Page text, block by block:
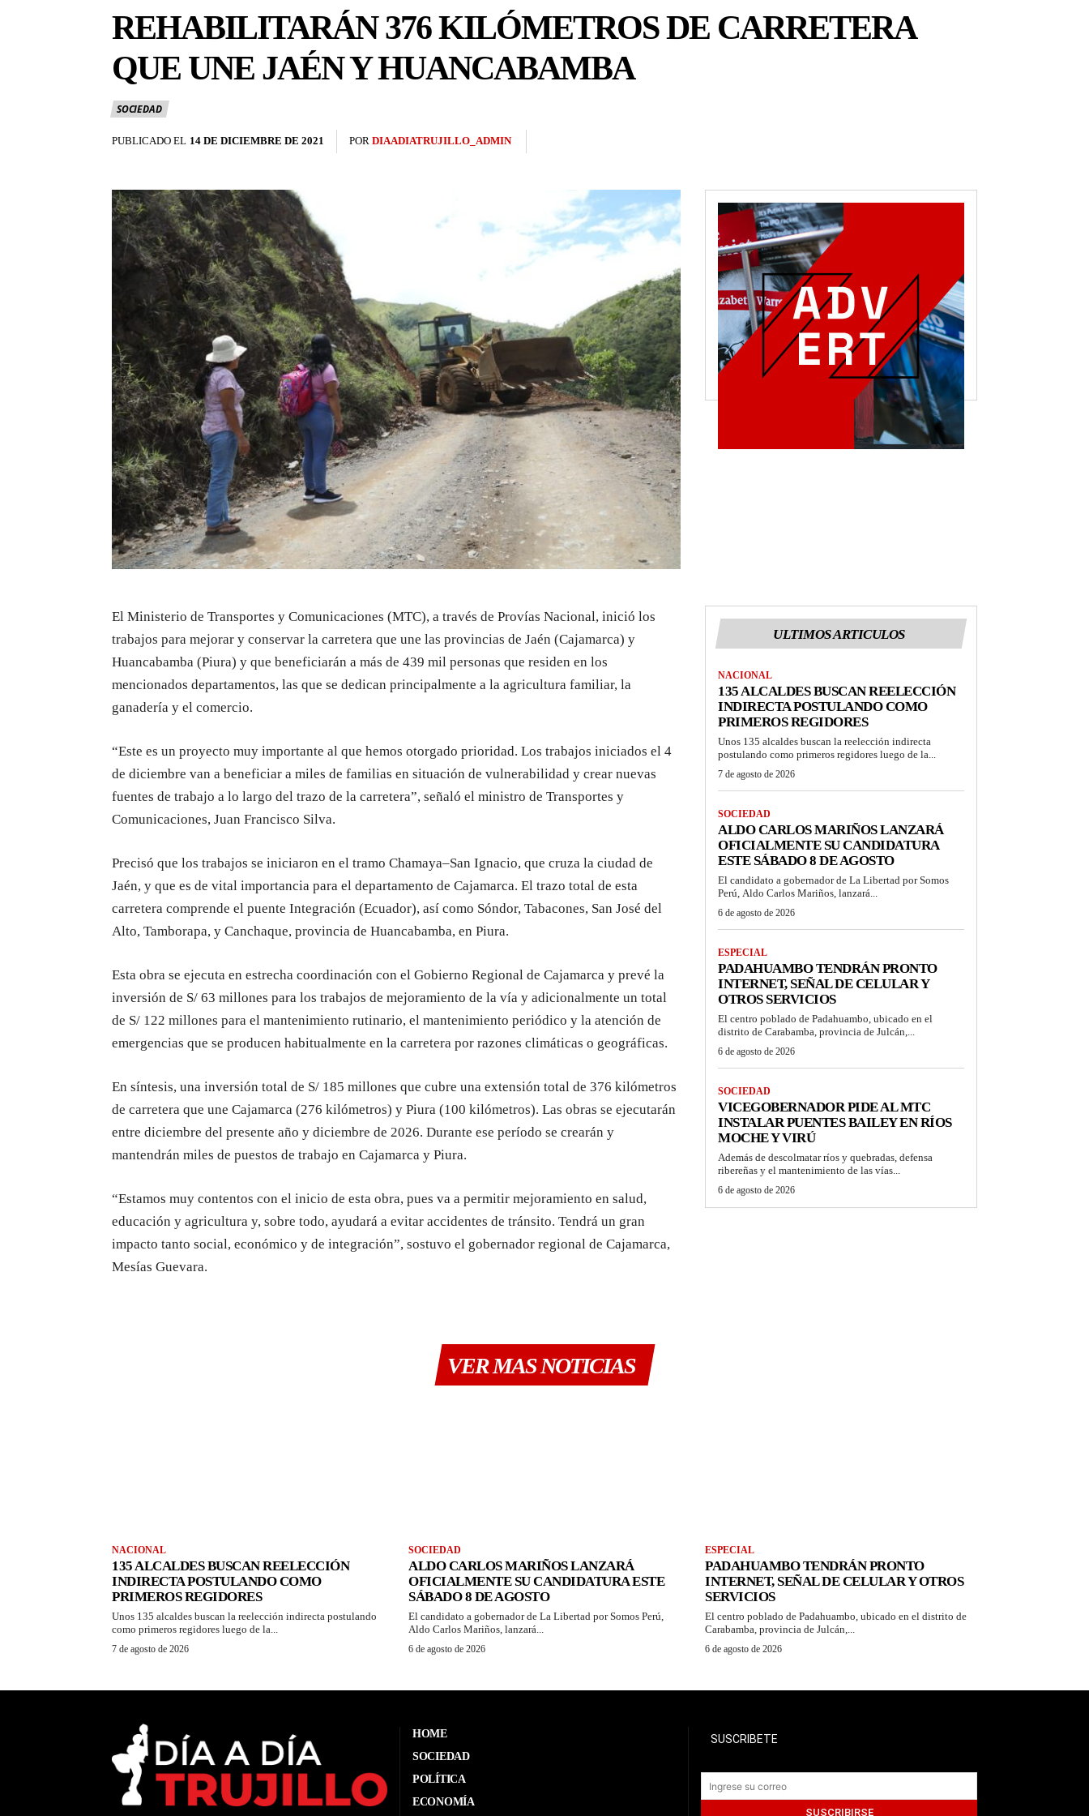
REHABILITARÁN 376 KILÓMETROS DE CARRETERA
QUE UNE JAÉN Y HUANCABAMBA
SOCIEDAD
PUBLICADO EL 14 DE DICIEMBRE DE 2021 POR DIAADIATRUJILLO_ADMIN
El Ministerio de Transportes y Comunicaciones (MTC), a través de Provías Nacional, inició los
trabajos para mejorar y conservar la carretera que une las provincias de Jaén (Cajamarca) y
Huancabamba (Piura) y que beneficiarán a más de 439 mil personas que residen en los
mencionados departamentos, las que se dedican principalmente a la agricultura familiar, la
ganadería y el comercio.
“Este es un proyecto muy importante al que hemos otorgado prioridad. Los trabajos iniciados el 4
de diciembre van a beneficiar a miles de familias en situación de vulnerabilidad y crear nuevas
fuentes de trabajo a lo largo del trazo de la carretera”, señaló el ministro de Transportes y
Comunicaciones, Juan Francisco Silva.
Precisó que los trabajos se iniciaron en el tramo Chamaya–San Ignacio, que cruza la ciudad de
Jaén, y que es de vital importancia para el departamento de Cajamarca. El trazo total de esta
carretera comprende el puente Integración (Ecuador), así como Sóndor, Tabacones, San José del
Alto, Tamborapa, y Canchaque, provincia de Huancabamba, en Piura.
Esta obra se ejecuta en estrecha coordinación con el Gobierno Regional de Cajamarca y prevé la
inversión de S/ 63 millones para los trabajos de mejoramiento de la vía y adicionalmente un total
de S/ 122 millones para el mantenimiento rutinario, el mantenimiento periódico y la atención de
emergencias que se producen habitualmente en la carretera por razones climáticas o geográficas.
En síntesis, una inversión total de S/ 185 millones que cubre una extensión total de 376 kilómetros
de carretera que une Cajamarca (276 kilómetros) y Piura (100 kilómetros). Las obras se ejecutarán
entre diciembre del presente año y diciembre de 2026. Durante ese período se crearán y
mantendrán miles de puestos de trabajo en Cajamarca y Piura.
“Estamos muy contentos con el inicio de esta obra, pues va a permitir mejoramiento en salud,
educación y agricultura y, sobre todo, ayudará a evitar accidentes de tránsito. Tendrá un gran
impacto tanto social, económico y de integración”, sostuvo el gobernador regional de Cajamarca,
Mesías Guevara.
ULTIMOS ARTICULOS
NACIONAL
135 ALCALDES BUSCAN REELECCIÓN
INDIRECTA POSTULANDO COMO
PRIMEROS REGIDORES
Unos 135 alcaldes buscan la reelección indirecta
postulando como primeros regidores luego de la...
7 de agosto de 2026
SOCIEDAD
ALDO CARLOS MARIÑOS LANZARÁ
OFICIALMENTE SU CANDIDATURA
ESTE SÁBADO 8 DE AGOSTO
El candidato a gobernador de La Libertad por Somos
Perú, Aldo Carlos Mariños, lanzará...
6 de agosto de 2026
ESPECIAL
PADAHUAMBO TENDRÁN PRONTO
INTERNET, SEÑAL DE CELULAR Y
OTROS SERVICIOS
El centro poblado de Padahuambo, ubicado en el
distrito de Carabamba, provincia de Julcán,...
6 de agosto de 2026
SOCIEDAD
VICEGOBERNADOR PIDE AL MTC
INSTALAR PUENTES BAILEY EN RÍOS
MOCHE Y VIRÚ
Además de descolmatar ríos y quebradas, defensa
ribereñas y el mantenimiento de las vías...
6 de agosto de 2026
VER MAS NOTICIAS
NACIONAL
135 ALCALDES BUSCAN REELECCIÓN
INDIRECTA POSTULANDO COMO
PRIMEROS REGIDORES
Unos 135 alcaldes buscan la reelección indirecta postulando
como primeros regidores luego de la...
7 de agosto de 2026
SOCIEDAD
ALDO CARLOS MARIÑOS LANZARÁ
OFICIALMENTE SU CANDIDATURA ESTE
SÁBADO 8 DE AGOSTO
El candidato a gobernador de La Libertad por Somos Perú,
Aldo Carlos Mariños, lanzará...
6 de agosto de 2026
ESPECIAL
PADAHUAMBO TENDRÁN PRONTO
INTERNET, SEÑAL DE CELULAR Y OTROS
SERVICIOS
El centro poblado de Padahuambo, ubicado en el distrito de
Carabamba, provincia de Julcán,...
6 de agosto de 2026
HOME
SOCIEDAD
POLÍTICA
ECONOMÍA
SUSCRIBETE